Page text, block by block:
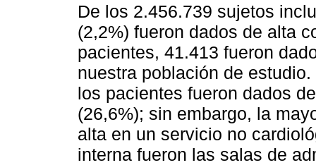
De los 2.456.739 sujetos
(2,2%) fueron dados de alta
pacientes, 41.413 fueron
nuestra población de
los pacientes fueron dados
(26,6%); sin embargo, la
alta en un servicio no
interna fueron las salas de